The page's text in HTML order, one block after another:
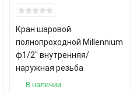
Кран шаровой
полнопроходной Millennium
ф1/2" внутренняя/
наружная резьба
В наличии